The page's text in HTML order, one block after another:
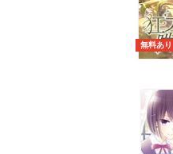
無料あり